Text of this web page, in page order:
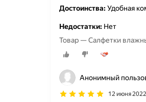
Достоинства:Удобная
Недостатки: Нет
Товар — Салфетки
Анонимный
12 июня 2022